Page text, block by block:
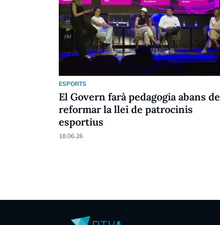
ESPORTS
El Govern farà pedagogia abans de
reformar la llei de patrocinis
esportius
18.06.26